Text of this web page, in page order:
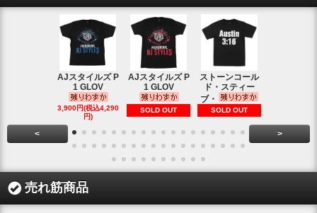
AJスタイルズ P
1 GLOV
3,900円(税込4,290
円)
AJスタイルズ P
1 GLOV
SOLD OUT
ストーンコール
ド・スティー
ブ・
SOLD OUT
< >
売れ筋商品